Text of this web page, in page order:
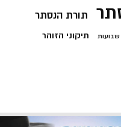
תורת הנסתר
שבועות תיקוני הזוהר